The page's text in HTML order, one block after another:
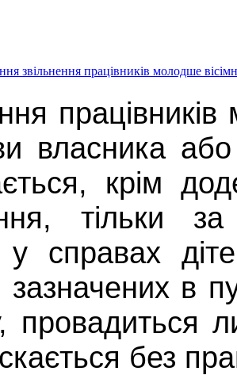
звільнення працівників молодше
власника
крім
тільки
справах
зазначених в
провадиться
без